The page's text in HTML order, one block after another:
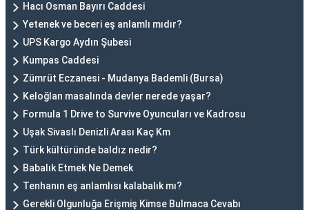
Hacı Osman Bayırı Caddesi
Yetenek ve beceri eş anlamlı mıdır?
UPS Kargo Aydın Şubesi
Kumpas Caddesi
Zümrüt Eczanesi - Mudanya Bademli (Bursa)
Keloğlan masalında devler nerede yaşar?
Formula 1 Drive to Survive Oyuncuları ve Kadrosu
Uşak Sivaslı Denizli Arası Kaç Km
Türk kültüründe baldız nedir?
Babalık Etmek Ne Demek
Tenhanın eş anlamlısı kalabalık mı?
Gerekli Olgunluğa Erişmiş Kimse Bulmaca Cevabı